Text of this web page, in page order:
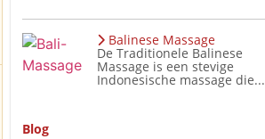
Balinese Massage
De Traditionele Balinese
Massage is een stevige
Indonesische massage die...
Blog